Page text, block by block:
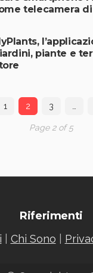
telecamera
piante e
1 2 3
Page 2 of 5
Riferimenti
Chi Sono